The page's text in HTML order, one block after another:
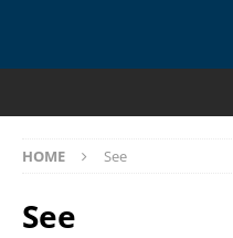
HOME See
See